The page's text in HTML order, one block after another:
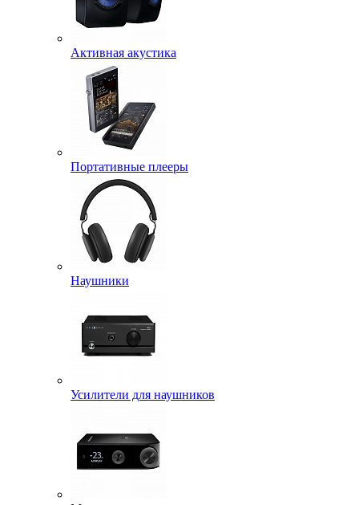
Активная акустика
Портативные плееры
Наушники
Усилители для наушников